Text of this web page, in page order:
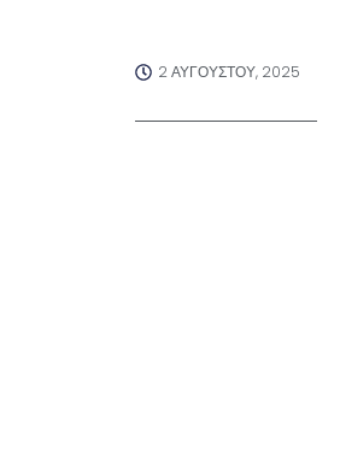
2 ΑΥΓΟΎΣΤΟΥ, 2025